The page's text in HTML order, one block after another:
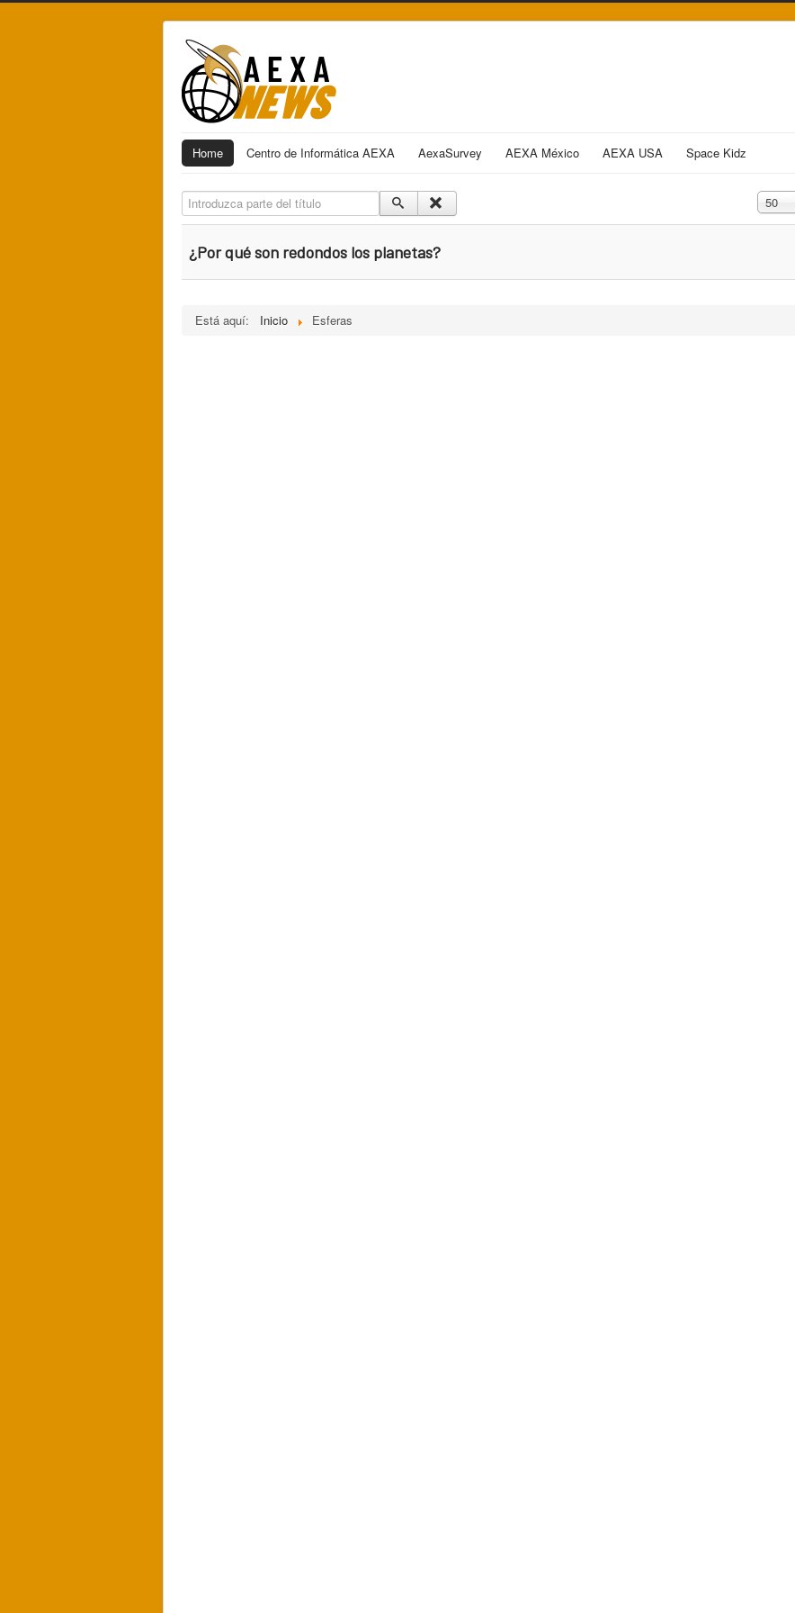
Home Centro de Informática AEXA AexaSurvey AEXA México AEXA USA Space Kidz
Introduzca parte del título 50
¿Por qué son redondos los planetas?
Está aquí: Inicio Esferas